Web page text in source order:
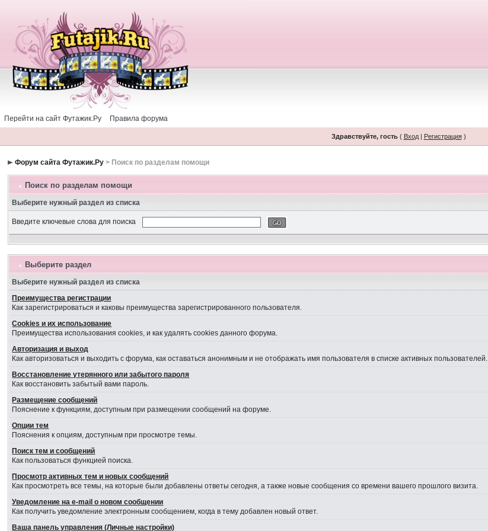
Перейти на сайт Футажик.Ру Правила форума
Здравствуйте, гость( Вход| Регистрация)
Форум сайта Футажик.Ру > Поиск по разделам помощи
Поиск по разделам помощи
Выберите нужный раздел из списка
Введите ключевые слова для поиска
Выберите раздел
Выберите нужный раздел из списка
Преимущества регистрации
Как зарегистрироваться и каковы преимущества зарегистрированного пользователя.
Cookies и их использование
Преимущества использования cookies, и как удалять cookies данного форума.
Авторизация и выход
Как авторизоваться и выходить с форума, как оставаться анонимным и не отображать имя пользователя в списке активных пользователей.
Восстановление утерянного или забытого пароля
Как восстановить забытый вами пароль.
Размещение сообщений
Пояснение к функциям, доступным при размещении сообщений на форуме.
Опции тем
Пояснения к опциям, доступным при просмотре темы.
Поиск тем и сообщений
Как пользоваться функцией поиска.
Просмотр активных тем и новых сообщений
Как просмотреть все темы, на которые были добавлены ответы сегодня, а также новые сообщения со времени вашего прошлого визита.
Уведомление на е-mail о новом сообщении
Как получить уведомление электронным сообщением, когда в тему добавлен новый ответ.
Ваша панель управления (Личные настройки)